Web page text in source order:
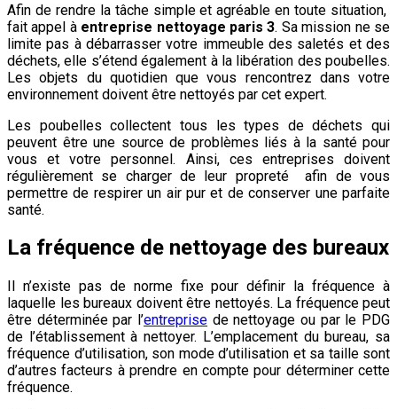
Afin de rendre la tâche simple et agréable en toute situation,
fait appel à entreprise nettoyage paris 3. Sa mission ne se
limite pas à débarrasser votre immeuble des saletés et des
déchets, elle s’étend également à la libération des poubelles.
Les objets du quotidien que vous rencontrez dans votre
environnement doivent être nettoyés par cet expert.
Les poubelles collectent tous les types de déchets qui
peuvent être une source de problèmes liés à la santé pour
vous et votre personnel. Ainsi, ces entreprises doivent
régulièrement se charger de leur propreté afin de vous
permettre de respirer un air pur et de conserver une parfaite
santé.
La fréquence de nettoyage des bureaux
Il n’existe pas de norme fixe pour définir la fréquence à
laquelle les bureaux doivent être nettoyés. La fréquence peut
être déterminée par l’entreprise de nettoyage ou par le PDG
de l’établissement à nettoyer. L’emplacement du bureau, sa
fréquence d’utilisation, son mode d’utilisation et sa taille sont
d’autres facteurs à prendre en compte pour déterminer cette
fréquence.